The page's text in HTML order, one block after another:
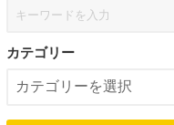
カテゴリー